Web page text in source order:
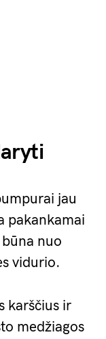
jau
pakankamai
nuo
vidurio.
karščius ir
medžiagos